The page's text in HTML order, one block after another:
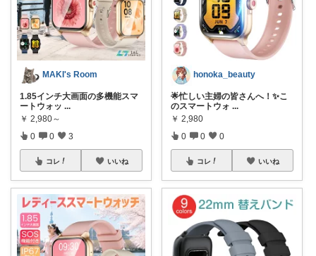
MAKI's Room
1.85インチ大画面の多機能スマ
ートウォッ ...
￥ 2,980～
0 0 3
コレ いいね
honoka_beauty
🌟忙しい主婦の皆さんへ！✨こ
のスマートウォ ...
￥ 2,980
0 0 0
コレ いいね